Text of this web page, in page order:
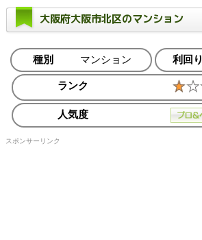
大阪府大阪市北区のマンション
種別 マンション 利回り
ランク
人気度
スポンサーリンク